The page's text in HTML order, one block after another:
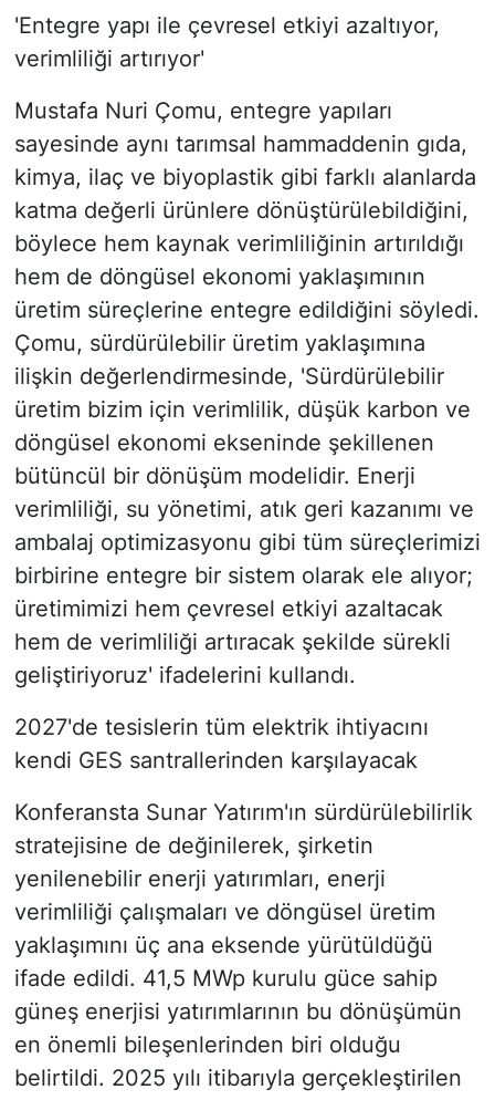
'Entegre yapı ile çevresel etkiyi azaltıyor,
verimliliği artırıyor'
Mustafa Nuri Çomu, entegre yapıları
sayesinde aynı tarımsal hammaddenin gıda,
kimya, ilaç ve biyoplastik gibi farklı alanlarda
katma değerli ürünlere dönüştürülebildiğini,
böylece hem kaynak verimliliğinin artırıldığı
hem de döngüsel ekonomi yaklaşımının
üretim süreçlerine entegre edildiğini söyledi.
Çomu, sürdürülebilir üretim yaklaşımına
ilişkin değerlendirmesinde, 'Sürdürülebilir
üretim bizim için verimlilik, düşük karbon ve
döngüsel ekonomi ekseninde şekillenen
bütüncül bir dönüşüm modelidir. Enerji
verimliliği, su yönetimi, atık geri kazanımı ve
ambalaj optimizasyonu gibi tüm süreçlerimizi
birbirine entegre bir sistem olarak ele alıyor;
üretimimizi hem çevresel etkiyi azaltacak
hem de verimliliği artıracak şekilde sürekli
geliştiriyoruz' ifadelerini kullandı.
2027'de tesislerin tüm elektrik ihtiyacını
kendi GES santrallerinden karşılayacak
Konferansta Sunar Yatırım'ın sürdürülebilirlik
stratejisine de değinilerek, şirketin
yenilenebilir enerji yatırımları, enerji
verimliliği çalışmaları ve döngüsel üretim
yaklaşımını üç ana eksende yürütüldüğü
ifade edildi. 41,5 MWp kurulu güce sahip
güneş enerjisi yatırımlarının bu dönüşümün
en önemli bileşenlerinden biri olduğu
belirtildi. 2025 yılı itibarıyla gerçekleştirilen